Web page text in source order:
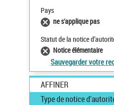
Pays
ne s'applique pas
Statut de la notice
Notice élémentaire
Sauvegarder votre
AFFINER
Type de notice